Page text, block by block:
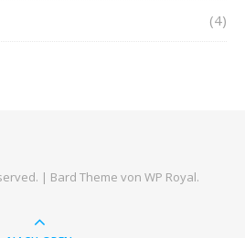
(4)
| Bard Theme von WP Royal.